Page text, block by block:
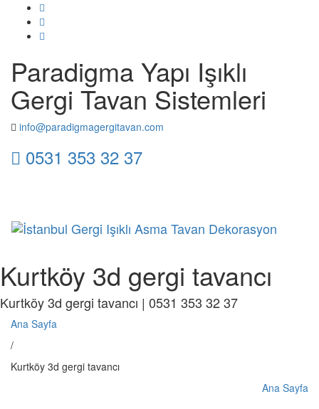
Paradigma Yapı Işıklı
Gergi Tavan Sistemleri
info@paradigmagergitavan.com
0531 353 32 37
Kurtköy 3d gergi tavancı
Kurtköy 3d gergi tavancı | 0531 353 32 37
Ana Sayfa
/
Kurtköy 3d gergi tavancı
Ana Sayfa